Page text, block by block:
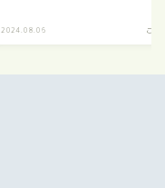
2024.08.06 こそ